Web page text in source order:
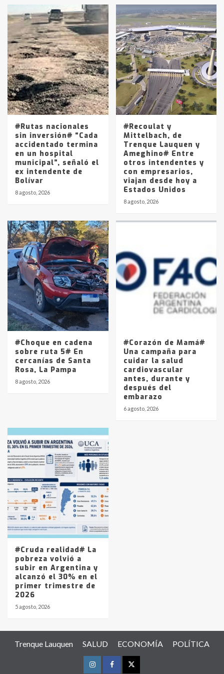
3
en la mañana del lunes
4
Accidente en Ruta 5: falleció un
joven de Trenque Lauquen
5
Los precios de los combustibles en
La Pampa, desde YPF hasta Axion
entre 857 a 1338 pesos
#Rutas nacionales
sin inversión# “Cada
accidentado termina
en un hospital
municipal”, señaló el
ex intendente de
Bolívar
8 agosto, 2026
#Recoulat y
Mittelbach, de
Trenque Lauquen y
Ameghino# Entre
otros intendentes y
con empresarios,
viajan desde hoy a
Estados Unidos
8 agosto, 2026
#Choque en cadena
sobre ruta 5# En
cercanías de Santa
Rosa, La Pampa
8 agosto, 2026
#Corazón de Mamá#
Una campaña para
cuidar la salud
cardiovascular
antes, durante y
después del
embarazo
6 agosto, 2026
#Cruda realidad# La
pobreza volvió a
subir en Argentina y
alcanzó el 30% en el
primer trimestre de
2026
5 agosto, 2026
Trenque Lauquen SALUD ECONOMÍA POLÍTICA
InstagramFacebookTwitter